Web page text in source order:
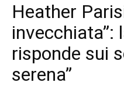
Heather
invecchiata”:
risponde sui
serena”